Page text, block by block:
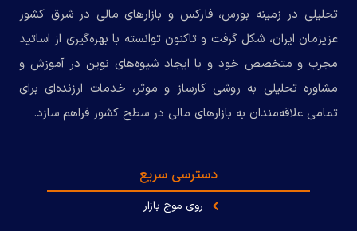
تحلیلی در زمینه بورس، فارکس و بازارهای مالی در شرق کشور
عزیزمان ایران، شکل گرفت و تاکنون توانسته با بهره‌گیری از اساتید
مجرب و متخصص خود و با ایجاد شیوه‌های نوین در آموزش و
مشاوره تحلیلی به روشی کارساز و موثر، خدمات ارزنده‌ای برای
تمامی علاقه‌مندان به بازارهای مالی در سطح کشور فراهم سازد.
دسترسی سریع
روی موج بازار